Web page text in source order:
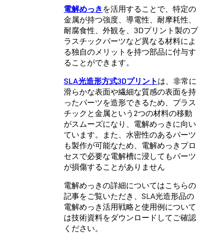
電解めっき を活用することで、特定の
金属が持つ強度、導電性、耐摩耗性、
耐腐食性、外観を、3Dプリント製のプ
ラスチックパーツなど異なる材料によ
る独自のメリットを持つ部品に付与す
ることができます。
SLA光造形方式3Dプリント は、非常に
滑らかな表面や繊細な質感の表面を持
ったパーツを造形できるため、プラス
チックと金属という2つの材料の移動
がスムーズになり、電解めっきに向い
ています。また、水密性のあるパーツ
も製作が可能なため、電解めっきプロ
セスで必要な電解槽に浸してもパーツ
が損傷することがありません
電解めっきの詳細についてはこちらの
記事をご覧いただき、SLA光造形品の
電解めっき活用戦略と使用例について
は技術資料をダウンロードしてご確認
ください。